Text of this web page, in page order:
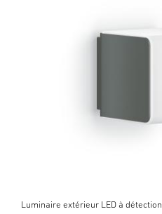
Luminaire extérieur LED à détection